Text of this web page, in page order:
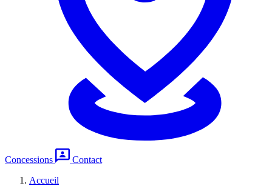
Concessions
Contact
Accueil